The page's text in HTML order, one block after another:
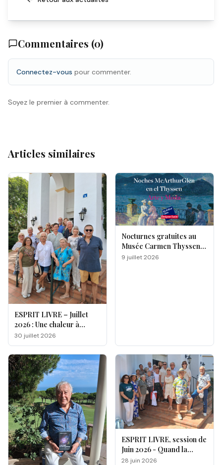
Commentaires (0)
Connectez-vous pour commenter.
Soyez le premier à commenter.
Articles similaires
ESPRIT LIVRE – Juillet
2026 : Une chaleur à
double facette
30 juillet 2026
Nocturnes gratuites au
Musée Carmen Thyssen
de Málaga
9 juillet 2026
ESPRIT LIVRE, session de
Juin 2026 - Quand la
magie opère !
28 juin 2026